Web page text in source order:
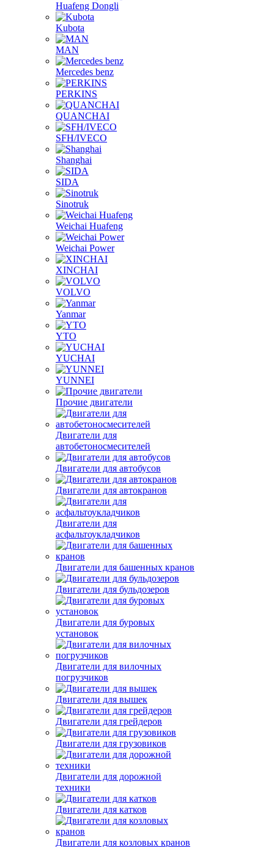
Huafeng Dongli
Kubota
MAN
Mercedes benz
PERKINS
QUANCHAI
SFH/IVECO
Shanghai
SIDA
Sinotruk
Weichai Huafeng
Weichai Power
XINCHAI
VOLVO
Yanmar
YTO
YUCHAI
YUNNEI
Прочие двигатели
Двигатели для
автобетоносмесителей
Двигатели для автобусов
Двигатели для автокранов
Двигатели для
асфальтоукладчиков
Двигатели для башенных кранов
Двигатели для бульдозеров
Двигатели для буровых
установок
Двигатели для вилочных
погрузчиков
Двигатели для вышек
Двигатели для грейдеров
Двигатели для грузовиков
Двигатели для дорожной
техники
Двигатели для катков
Двигатели для козловых кранов